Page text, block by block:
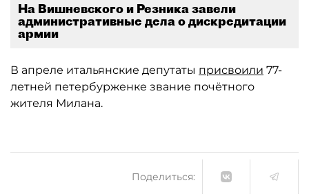
На Вишневского и Резника завели
административные дела о дискредитации
армии
В апреле итальянские депутаты присвоили 77-
летней петербурженке звание почётного
жителя Милана.
Поделиться: